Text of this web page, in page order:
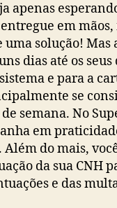
apenas
em
solução! Mas
dias até os seus
e para a
se
semana. No
em
Além do mais,
da sua CNH
e das